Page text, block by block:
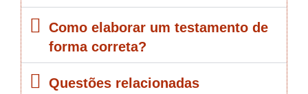
Como elaborar um testamento de
forma correta?
Questões relacionadas